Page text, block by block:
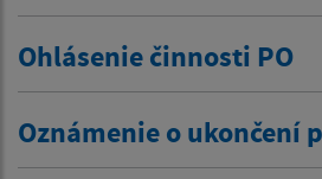
Ohlásenie činnosti PO
Oznámenie o ukončení